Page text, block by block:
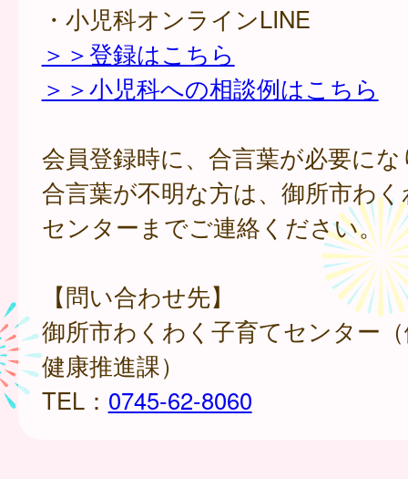
・小児科オンラインLINE
＞＞登録はこちら
＞＞小児科への相談例はこちら
会員登録時に、合言葉が必要に
合言葉が不明な方は、御所市わ
センターまでご連絡ください。
【問い合わせ先】
御所市わくわく子育てセンター
健康推進課）
TEL： 0745-62-8060